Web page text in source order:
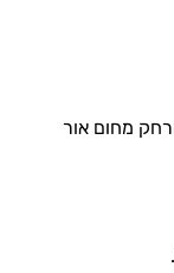
מחום אור